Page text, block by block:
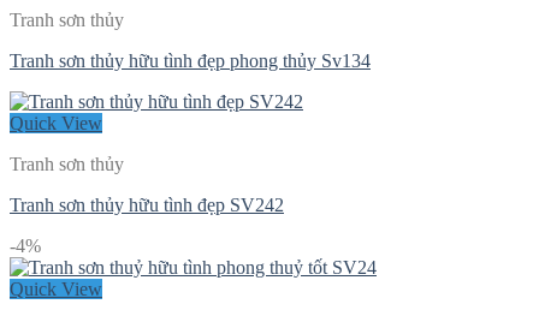
Tranh sơn thủy
Tranh sơn thủy hữu tình đẹp phong thủy Sv134
Quick View
Tranh sơn thủy
Tranh sơn thủy hữu tình đẹp SV242
-4%
Quick View